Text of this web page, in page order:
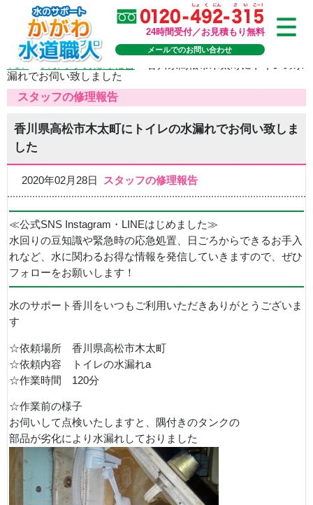
24時間受付／お見積もり無料
メールでのお問い合わせ
TOP>スタッフの修理報告
漏れでお伺い致しました
スタッフの修理報告
香川県高松市木太町にトイレの水漏れでお伺い致しま
した
2020年02月28日 スタッフの修理報告
≪公式SNS Instagram・LINEはじめました≫
水回りの豆知識や緊急時の応急処置、日ごろからできるお手入
れなど、水に関わるお得な情報を発信していきますので、ぜひ
フォローをお願いします！
水のサポート香川をいつもご利用いただきありがとうございま
す
☆依頼場所 香川県高松市木太町
☆依頼内容 トイレの水漏れa
☆作業時間 120分
☆作業前の様子
お伺いして点検いたしますと、隅付きのタンクの
部品が劣化により水漏れしておりました